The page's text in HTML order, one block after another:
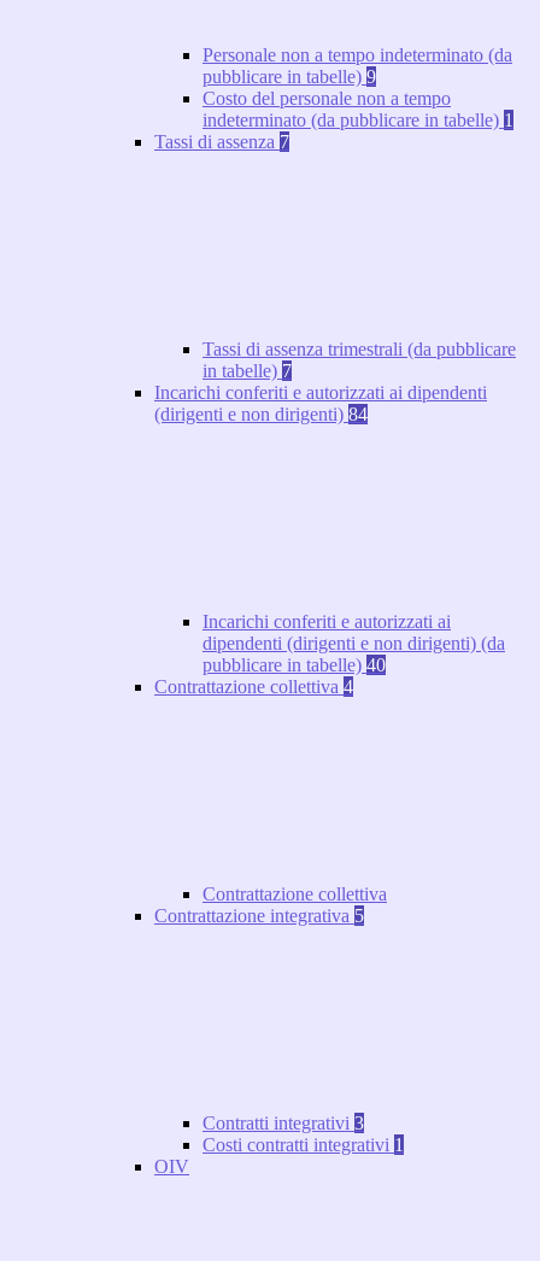
Personale non a tempo indeterminato (da
pubblicare in tabelle) 9
Costo del personale non a tempo
indeterminato (da pubblicare in tabelle) 1
Tassi di assenza 7
Tassi di assenza trimestrali (da pubblicare
in tabelle) 7
Incarichi conferiti e autorizzati ai dipendenti
(dirigenti e non dirigenti) 84
Incarichi conferiti e autorizzati ai
dipendenti (dirigenti e non dirigenti) (da
pubblicare in tabelle) 40
Contrattazione collettiva 4
Contrattazione collettiva
Contrattazione integrativa 5
Contratti integrativi 3
Costi contratti integrativi 1
OIV